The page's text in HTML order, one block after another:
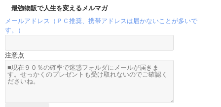
最強物販で人生を変えるメルマガ
メールアドレス（ＰＣ推奨、携帯アドレスは届かないことが多いで
す。）
注意点